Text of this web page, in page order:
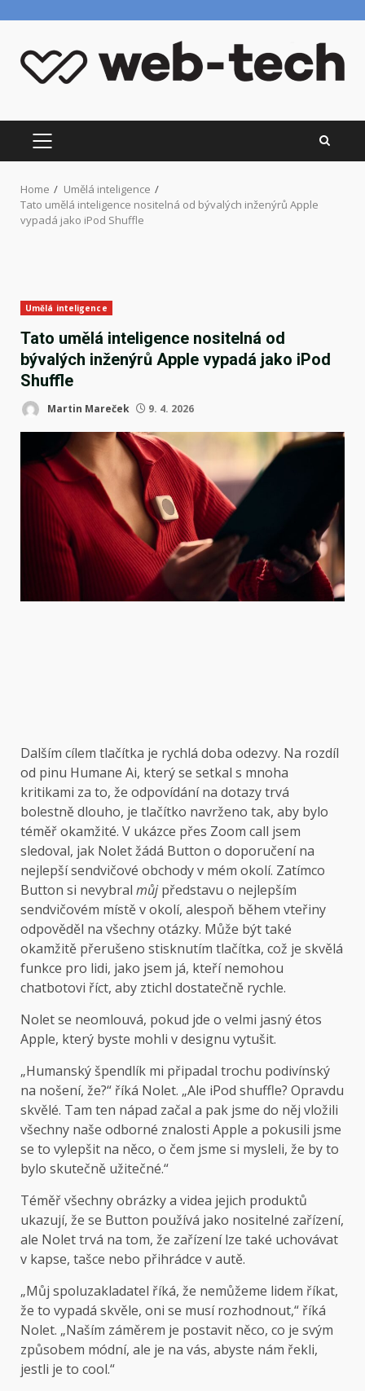
content
PRIMARY
MENU
Home
Umělá inteligence
Tato umělá inteligence nositelná od bývalých inženýrů Apple
vypadá jako iPod Shuffle
Umělá inteligence
Tato umělá inteligence nositelná od
bývalých inženýrů Apple vypadá jako iPod
Shuffle
Martin Mareček 9. 4. 2026
Dalším cílem tlačítka je rychlá doba odezvy. Na rozdíl
od pinu Humane Ai, který se setkal s mnoha
kritikami za to, že odpovídání na dotazy trvá
bolestně dlouho, je tlačítko navrženo tak, aby bylo
téměř okamžité. V ukázce přes Zoom call jsem
sledoval, jak Nolet žádá Button o doporučení na
nejlepší sendvičové obchody v mém okolí. Zatímco
Button si nevybral můj představu o nejlepším
sendvičovém místě v okolí, alespoň během vteřiny
odpověděl na všechny otázky. Může být také
okamžitě přerušeno stisknutím tlačítka, což je skvělá
funkce pro lidi, jako jsem já, kteří nemohou
chatbotovi říct, aby ztichl dostatečně rychle.
Nolet se neomlouvá, pokud jde o velmi jasný étos
Apple, který byste mohli v designu vytušit.
„Humanský špendlík mi připadal trochu podivínský
na nošení, že?“ říká Nolet. „Ale iPod shuffle? Opravdu
skvělé. Tam ten nápad začal a pak jsme do něj vložili
všechny naše odborné znalosti Apple a pokusili jsme
se to vylepšit na něco, o čem jsme si mysleli, že by to
bylo skutečně užitečné.“
Téměř všechny obrázky a videa jejich produktů
ukazují, že se Button používá jako nositelné zařízení,
ale Nolet trvá na tom, že zařízení lze také uchovávat
v kapse, tašce nebo přihrádce v autě.
„Můj spoluzakladatel říká, že nemůžeme lidem říkat,
že to vypadá skvěle, oni se musí rozhodnout,“ říká
Nolet. „Naším záměrem je postavit něco, co je svým
způsobem módní, ale je na vás, abyste nám řekli,
jestli je to cool.“